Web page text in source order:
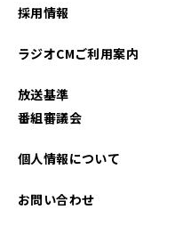
2022年09月
採用情報
ラジオCMご利用案内
放送基準
番組審議会
個人情報について
お問い合わせ